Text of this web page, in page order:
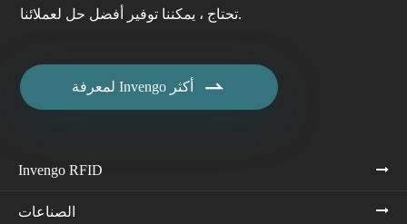
تحتاج ، يمكننا توفير أفضل حل لعملائنا.
لمعرفة Invengo أكثر 
Invengo RFID
الصناعات